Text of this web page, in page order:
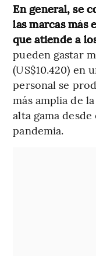
En general, se
las marcas más
que atiende a
pueden gastar
(US$10.420) en
personal se
más amplia de
alta gama
pandemia.